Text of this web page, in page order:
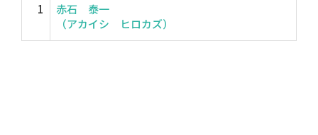
1
赤石 泰一
（アカイシ ヒロカズ）